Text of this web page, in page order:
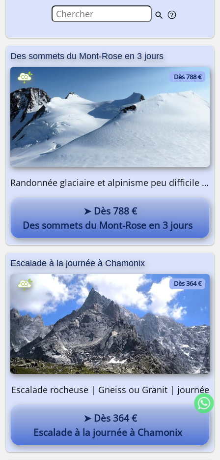
Des sommets du Mont-Rose en 3 jours
Dès 788 €
Randonnée glaciaire et alpinisme peu difficile | 3 jours
➤ Dès 788 €
Des sommets du Mont-Rose en 3 jours
Escalade à la journée à Chamonix
Dès 364 €
Escalade rocheuse | Gneiss ou Granit | journée
➤ Dès 364 €
Escalade à la journée à Chamonix